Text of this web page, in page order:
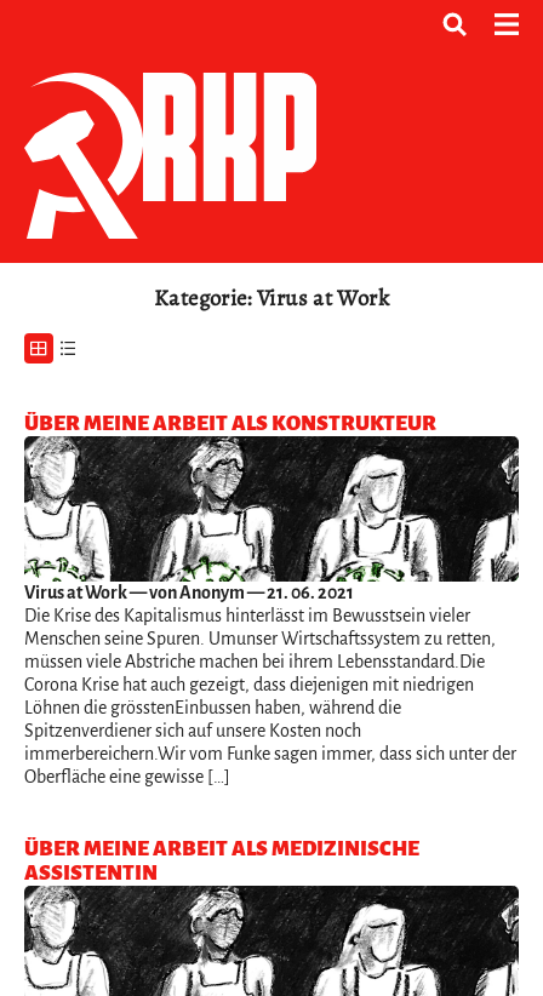
Kategorie: Virus at Work
ÜBER MEINE ARBEIT ALS KONSTRUKTEUR
Virus at Work— von Anonym — 21. 06. 2021
Die Krise des Kapitalismus hinterlässt im Bewusstsein vieler
Menschen seine Spuren. Umunser Wirtschaftssystem zu retten,
müssen viele Abstriche machen bei ihrem Lebensstandard.Die
Corona Krise hat auch gezeigt, dass diejenigen mit niedrigen
Löhnen die grösstenEinbussen haben, während die
Spitzenverdiener sich auf unsere Kosten noch
immerbereichern.Wir vom Funke sagen immer, dass sich unter der
Oberfläche eine gewisse […]
ÜBER MEINE ARBEIT ALS MEDIZINISCHE
ASSISTENTIN